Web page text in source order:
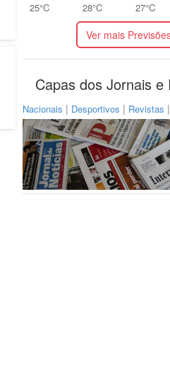
25°C 28°C 27°C
Ver mais
Capas dos Jornais e
Nacionais | Desportivos | Revistas |